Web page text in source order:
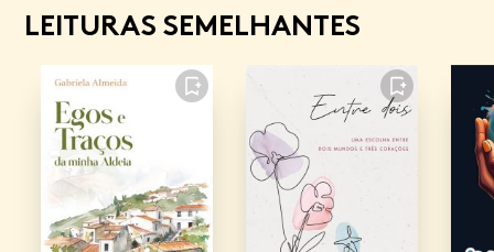
LEITURAS SEMELHANTES
FAVORITO FAVORITO